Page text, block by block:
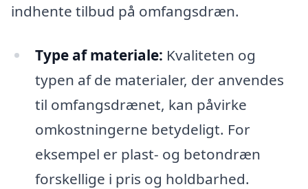
indhente tilbud på omfangsdræn.
Type af materiale: Kvaliteten og
typen af de materialer, der anvendes
til omfangsdrænet, kan påvirke
omkostningerne betydeligt. For
eksempel er plast- og betondræn
forskellige i pris og holdbarhed.